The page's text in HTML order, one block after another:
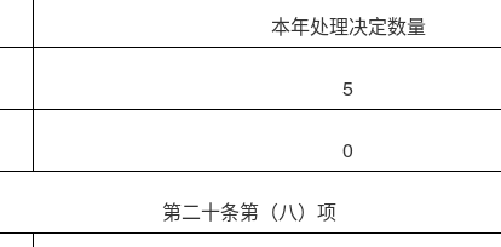
本年处理决定数量
5
0
第二十条第（八）项